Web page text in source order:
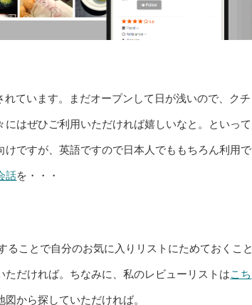
れています。まだオープンして日が浅いので、クチ
はぜひご利用いただければ嬉しいなと。といって
ですが、英語ですので日本人でももちろん利用で
話を・・・
ことで自分のお気に入りリストにためておくこと
だければ。ちなみに、私のレビューリストはこち
から探していただければ。